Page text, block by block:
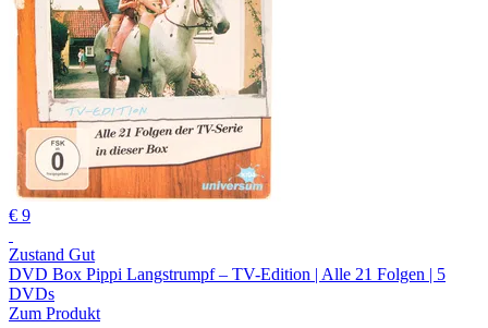
€ 9
Zustand Gut
DVD Box Pippi Langstrumpf – TV-Edition | Alle 21 Folgen | 5
DVDs
Zum Produkt